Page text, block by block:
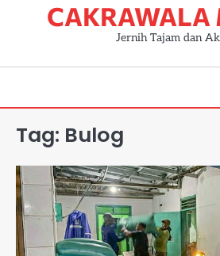
CAKRAWALA
Jernih Tajam dan
Tag: Bulog